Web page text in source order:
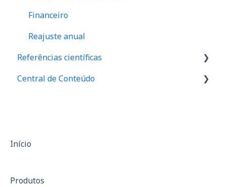
Financeiro
Reajuste anual
Referências científicas
Valores de referência de força
Assimetria
SF-36
Central de Conteúdo
Casos de sucesso
Início
Produtos